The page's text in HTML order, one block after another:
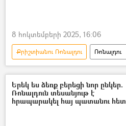
8 հոկտեմբերի 2025, 16:06
Քրիշտիանու Ռոնալդու
Ռոնալդու
ֆուտբոլիստ
ֆուտբոլ
միլիարդատեր
Երեկ ես ձեռք բերեցի նոր ընկեր.
Ռոնալդուն տեսանյութ է
հրապարակել հայ պատանու հետ